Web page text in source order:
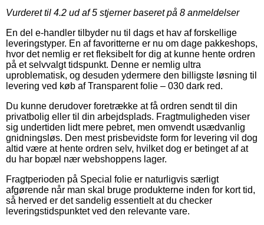
Vurderet til 4.2 ud af 5 stjerner baseret på 8 anmeldelser
En del e-handler tilbyder nu til dags et hav af forskellige
leveringstyper. En af favoritterne er nu om dage pakkeshops,
hvor det nemlig er ret fleksibelt for dig at kunne hente ordren
på et selvvalgt tidspunkt. Denne er nemlig ultra
uproblematisk, og desuden ydermere den billigste løsning til
levering ved køb af Transparent folie – 030 dark red.
Du kunne derudover foretrække at få ordren sendt til din
privatbolig eller til din arbejdsplads. Fragtmuligheden viser
sig undertiden lidt mere pebret, men omvendt usædvanlig
gnidningsløs. Den mest prisbevidste form for levering vil dog
altid være at hente ordren selv, hvilket dog er betinget af at
du har bopæl nær webshoppens lager.
Fragtperioden på Special folie er naturligvis særligt
afgørende når man skal bruge produkterne inden for kort tid,
så herved er det sandelig essentielt at du checker
leveringstidspunktet ved den relevante vare.